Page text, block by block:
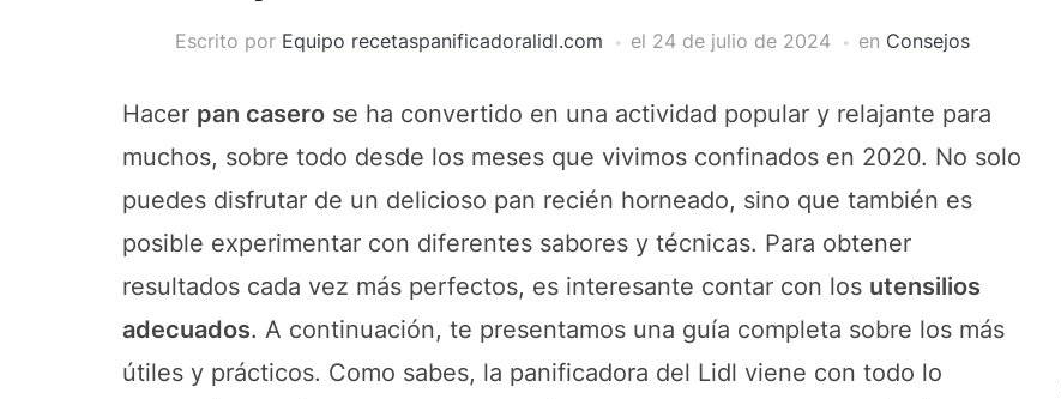
Escrito por Equipo recetaspanificadoralidl.com el 24 de julio de 2024 en Consejos
Hacer pan casero se ha convertido en una actividad popular y relajante para
muchos, sobre todo desde los meses que vivimos confinados en 2020. No solo
puedes disfrutar de un delicioso pan recién horneado, sino que también es
posible experimentar con diferentes sabores y técnicas. Para obtener
resultados cada vez más perfectos, es interesante contar con los utensilios
adecuados. A continuación, te presentamos una guía completa sobre los más
útiles y prácticos. Como sabes, la panificadora del Lidl viene con todo lo